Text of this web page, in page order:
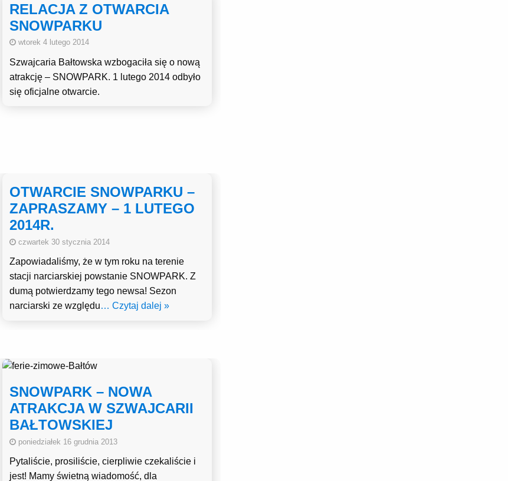
RELACJA Z OTWARCIA
SNOWPARKU
wtorek 4 lutego 2014
Szwajcaria Bałtowska wzbogaciła się o nową
atrakcję – SNOWPARK. 1 lutego 2014 odbyło
się oficjalne otwarcie.
OTWARCIE SNOWPARKU –
ZAPRASZAMY – 1 LUTEGO
2014R.
czwartek 30 stycznia 2014
Zapowiadaliśmy, że w tym roku na terenie
stacji narciarskiej powstanie SNOWPARK. Z
dumą potwierdzamy tego newsa! Sezon
narciarski ze względu… Czytaj dalej »
SNOWPARK – NOWA
ATRAKCJA W SZWAJCARII
BAŁTOWSKIEJ
poniedziałek 16 grudnia 2013
Pytaliście, prosiliście, cierpliwie czekaliście i
jest! Mamy świetną wiadomość, dla